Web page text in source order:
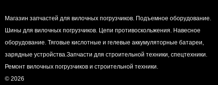
Магазин запчастей для вилочных погрузчиков. Подъемное оборудование.
Шины для вилочных погрузчиков. Цепи противоскольжения. Навесное
оборудование. Тяговые кислотные и гелевые аккумуляторные батареи,
зарядные устройства.Запчасти для строительной техники, спецтехники.
Ремонт вилочных погрузчиков и строительной техники.
© 2026